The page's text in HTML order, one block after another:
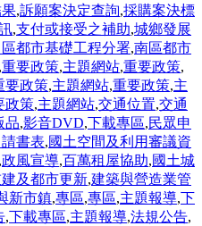
,訴願案決定查詢,採購案決標
,支付或接受之補助,城鄉發展
都市基礎工程分署,南區都市
,重要政策,主題網站,重要政策,
要政策,主題網站,重要政策,主
政策,主題網站,交通位置,交通
品,影音DVD,下載專區,民眾申
書表,國土空間及利用審議資
,政風宣導,百萬租屋協助,國土城
及都市更新,建築與營造業管
新市鎮,專區,專區,主題報導,下
,下載專區,主題報導,法規公告,